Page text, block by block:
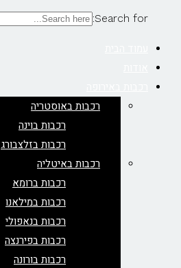
Search for:
רכבות באוסטריה
רכבות בוינה
רכבות בזלצבורג
רכבות באיטליה
רכבות ברומא
רכבות במילאנו
רכבות בנאפולי
רכבות בפירנצה
רכבות בורונה